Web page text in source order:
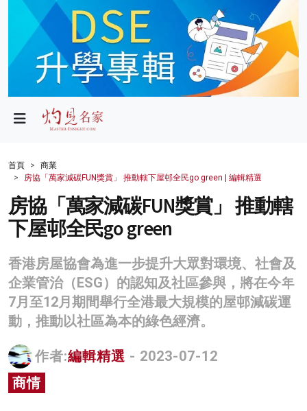
政局
財經
生活
健康
科技
影片
名家榜
灼見活動
關於我們
首頁
商業
房協「萬家減碳FUN獎賞」 推動轄下屋邨全民go green | 編輯精選
房協「萬家減碳FUN獎賞」 推動轄
下屋邨全民go green
香港房屋協會為進一步提升大眾對環境、社會及
企業管治（ESG）的認知及社區參與，將在今年
7月至12月期間舉行全港最大規模的屋邨減碳運
動，推動以社區為本的綠色經濟。
作者:編輯精選 - 2023-07-12
商情